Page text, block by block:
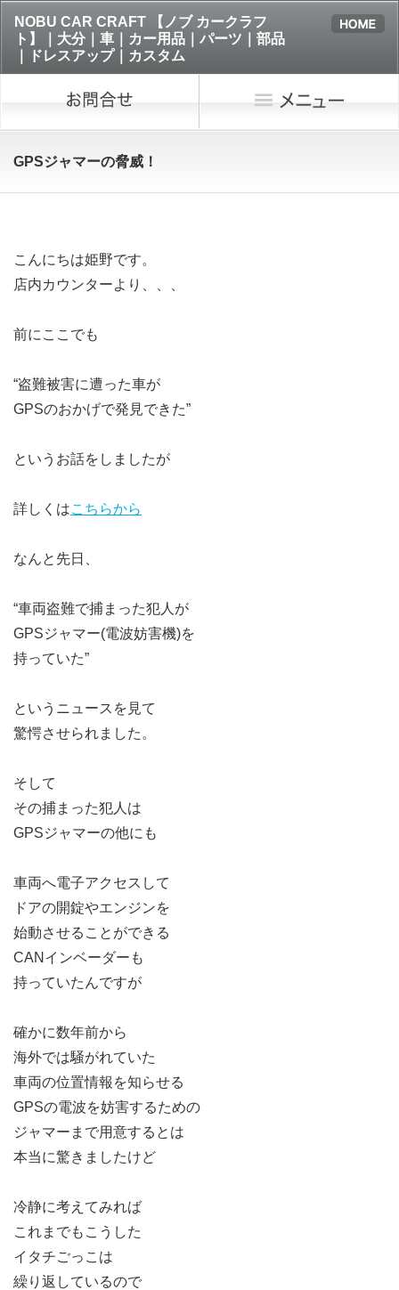
NOBU CAR CRAFT 【ノブ カークラフ
ト】｜大分｜車｜カー用品｜パーツ｜部品
｜ドレスアップ｜カスタム
GPSジャマーの脅威！
こんにちは姫野です。
店内カウンターより、、、
前にここでも
“盗難被害に遭った車が
GPSのおかげで発見できた”
というお話をしましたが
詳しくはこちらから
なんと先日、
“車両盗難で捕まった犯人が
GPSジャマー(電波妨害機)を
持っていた”
というニュースを見て
驚愕させられました。
そして
その捕まった犯人は
GPSジャマーの他にも
車両へ電子アクセスして
ドアの開錠やエンジンを
始動させることができる
CANインベーダーも
持っていたんですが
確かに数年前から
海外では騒がれていた
車両の位置情報を知らせる
GPSの電波を妨害するための
ジャマーまで用意するとは
本当に驚きましたけど
冷静に考えてみれば
これまでもこうした
イタチごっこは
繰り返しているので